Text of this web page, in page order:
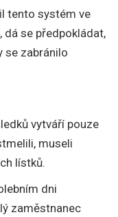
tento systém ve
dá se předpokládat,
se zabránilo
vytváří pouze
museli
lístků.
dni
zaměstnanec